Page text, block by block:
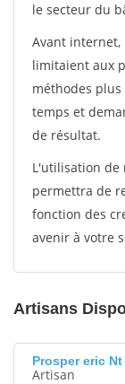
le secteur du
Avant internet,
limitaient aux
méthodes
temps et
de résultat.
L'utilisation de
permettra de
fonction des
avenir à votre
Artisans
Prosper eric
Artisan